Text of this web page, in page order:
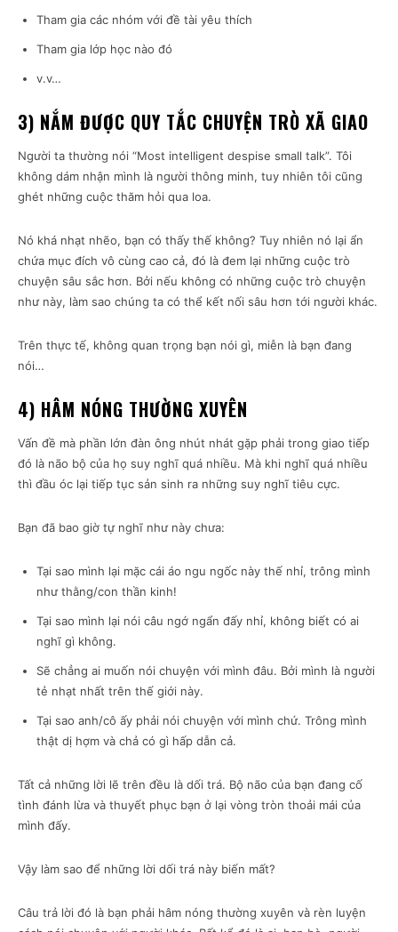
Tham gia các nhóm với đề tài yêu thích
Tham gia lớp học nào đó
v.v…
3) NẮM ĐƯỢC QUY TẮC CHUYỆN TRÒ XÃ GIAO
Người ta thường nói “Most intelligent despise small talk”. Tôi
không dám nhận mình là người thông minh, tuy nhiên tôi cũng
ghét những cuộc thăm hỏi qua loa.
Nó khá nhạt nhẽo, bạn có thấy thế không? Tuy nhiên nó lại ẩn
chứa mục đích vô cùng cao cả, đó là đem lại những cuộc trò
chuyện sâu sắc hơn. Bởi nếu không có những cuộc trò chuyện
như này, làm sao chúng ta có thể kết nối sâu hơn tới người khác.
Trên thực tế, không quan trọng bạn nói gì, miễn là bạn đang
nói…
4) HÂM NÓNG THƯỜNG XUYÊN
Vấn đề mà phần lớn đàn ông nhút nhát gặp phải trong giao tiếp
đó là não bộ của họ suy nghĩ quá nhiều. Mà khi nghĩ quá nhiều
thì đầu óc lại tiếp tục sản sinh ra những suy nghĩ tiêu cực.
Bạn đã bao giờ tự nghĩ như này chưa:
Tại sao mình lại mặc cái áo ngu ngốc này thế nhỉ, trông mình
như thằng/con thần kinh!
Tại sao mình lại nói câu ngớ ngẩn đấy nhỉ, không biết có ai
nghĩ gì không.
Sẽ chẳng ai muốn nói chuyện với mình đâu. Bởi mình là người
tẻ nhạt nhất trên thế giới này.
Tại sao anh/cô ấy phải nói chuyện với mình chứ. Trông mình
thật dị hợm và chả có gì hấp dẫn cả.
Tất cả những lời lẽ trên đều là dối trá. Bộ não của bạn đang cố
tình đánh lừa và thuyết phục bạn ở lại vòng tròn thoải mái của
mình đấy.
Vậy làm sao để những lời dối trá này biến mất?
Câu trả lời đó là bạn phải hâm nóng thường xuyên và rèn luyện